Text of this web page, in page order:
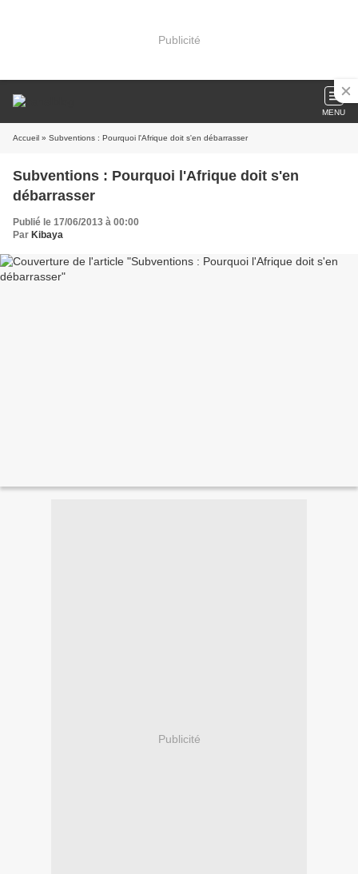
Publicité
MENU
Accueil » Subventions : Pourquoi l'Afrique doit s'en débarrasser
Subventions : Pourquoi l'Afrique doit s'en
débarrasser
Publié le 17/06/2013 à 00:00
Par Kibaya
Publicité